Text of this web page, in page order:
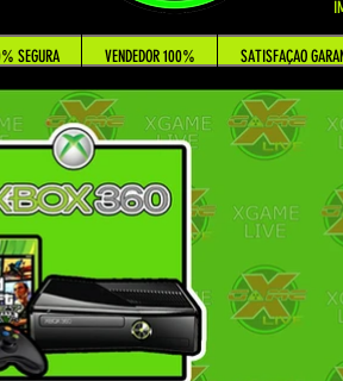
SEGURA VENDEDOR 100% SATISFAÇAO